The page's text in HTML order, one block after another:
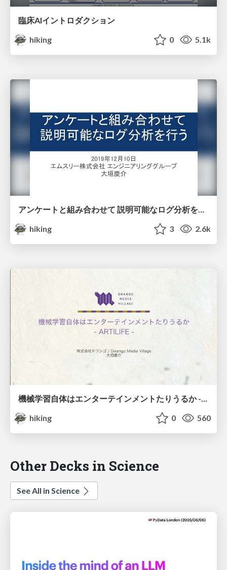
臨床AIイントロダクション
hiking
0 5.1k
アンケートと組み合わせて 説明可能なログ分析を行う
hiking
3 2.6k
機械学習自体はエンターテインメントたりうるか -ARTILIFEの例から-
hiking
0 560
Other Decks in Science
See All in Science